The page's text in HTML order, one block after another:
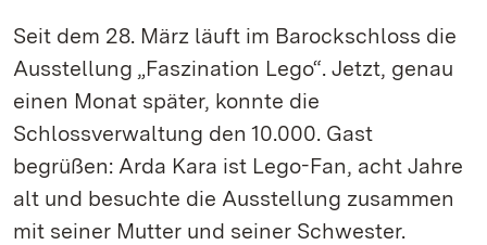
Seit dem 28. März läuft im Barockschloss die
Ausstellung „Faszination Lego“. Jetzt, genau
einen Monat später, konnte die
Schlossverwaltung den 10.000. Gast
begrüßen: Arda Kara ist Lego-Fan, acht Jahre
alt und besuchte die Ausstellung zusammen
mit seiner Mutter und seiner Schwester.